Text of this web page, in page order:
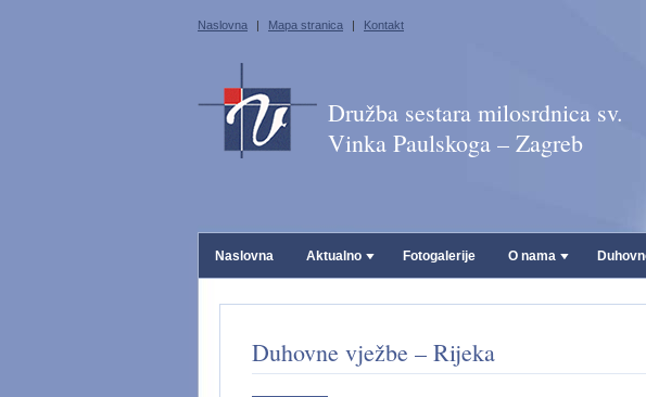
Naslovna | Mapa stranica | Kontakt
Družba sestara milosrdnica sv.
Vinka Paulskoga – Zagreb
Naslovna Aktualno Fotogalerije O nama
Duhovne vježbe – Rijeka